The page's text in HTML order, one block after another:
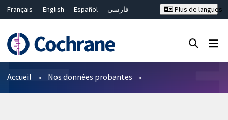
Français English Español
فارسی
Bahasa Malaysia
ไทย
繁體中文
简体中文
Plus de langues
Filtres
Accueil Nos données probantes